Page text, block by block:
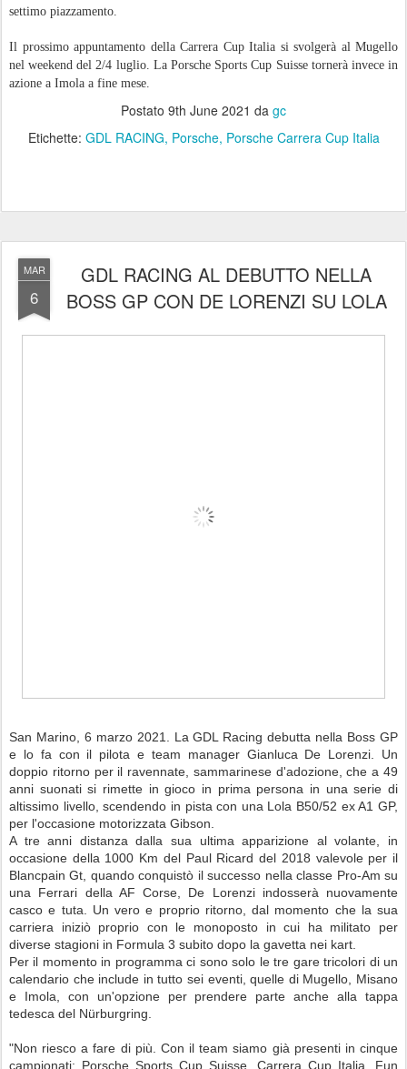
settimo piazzamento.
Il prossimo appuntamento della Carrera Cup Italia si svolgerà al Mugello
nel weekend del 2/4 luglio. La Porsche Sports Cup Suisse tornerà invece in
azione a Imola a fine mese.
Postato 9th June 2021 da gc
Etichette: GDL RACING Porsche Porsche Carrera Cup Italia
MAR
6
GDL RACING AL DEBUTTO NELLA
BOSS GP CON DE LORENZI SU LOLA
San Marino, 6 marzo 2021. La GDL Racing debutta nella Boss GP
e lo fa con il pilota e team manager Gianluca De Lorenzi. Un
doppio ritorno per il ravennate, sammarinese d'adozione, che a 49
anni suonati si rimette in gioco in prima persona in una serie di
altissimo livello, scendendo in pista con una Lola B50/52 ex A1 GP,
per l'occasione motorizzata Gibson.
A tre anni distanza dalla sua ultima apparizione al volante, in
occasione della 1000 Km del Paul Ricard del 2018 valevole per il
Blancpain Gt, quando conquistò il successo nella classe Pro-Am su
una Ferrari della AF Corse, De Lorenzi indosserà nuovamente
casco e tuta. Un vero e proprio ritorno, dal momento che la sua
carriera iniziò proprio con le monoposto in cui ha militato per
diverse stagioni in Formula 3 subito dopo la gavetta nei kart.
Per il momento in programma ci sono solo le tre gare tricolori di un
calendario che include in tutto sei eventi, quelle di Mugello, Misano
e Imola, con un'opzione per prendere parte anche alla tappa
tedesca del Nürburgring.
"Non riesco a fare di più. Con il team siamo già presenti in cinque
campionati: Porsche Sports Cup Suisse, Carrera Cup Italia, Fun